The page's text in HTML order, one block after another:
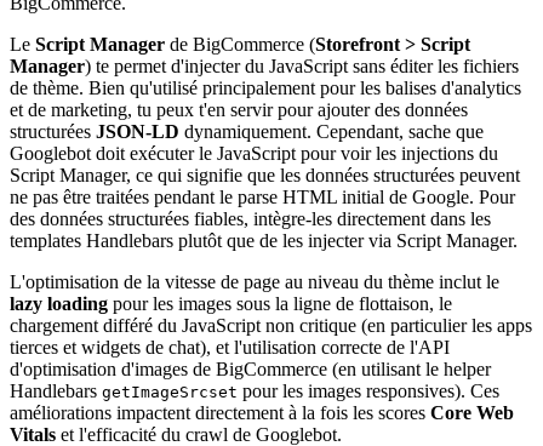
Le Script Manager de BigCommerce (Storefront > Script
Manager) te permet d'injecter du JavaScript sans éditer les fichiers
de thème. Bien qu'utilisé principalement pour les balises d'analytics
et de marketing, tu peux t'en servir pour ajouter des données
structurées JSON-LD dynamiquement. Cependant, sache que
Googlebot doit exécuter le JavaScript pour voir les injections du
Script Manager, ce qui signifie que les données structurées peuvent
ne pas être traitées pendant le parse HTML initial de Google. Pour
des données structurées fiables, intègre-les directement dans les
templates Handlebars plutôt que de les injecter via Script Manager.
L'optimisation de la vitesse de page au niveau du thème inclut le
lazy loading pour les images sous la ligne de flottaison, le
chargement différé du JavaScript non critique (en particulier les apps
tierces et widgets de chat), et l'utilisation correcte de l'API
d'optimisation d'images de BigCommerce (en utilisant le helper
Handlebars getImageSrcset pour les images responsives). Ces
améliorations impactent directement à la fois les scores Core Web
Vitals et l'efficacité du crawl de Googlebot.